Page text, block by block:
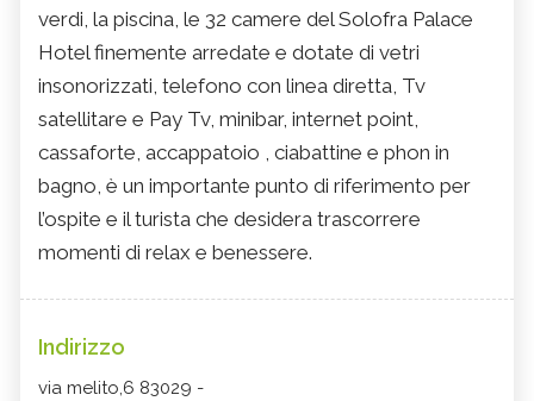
verdi, la piscina, le 32 camere del Solofra Palace
Hotel finemente arredate e dotate di vetri
insonorizzati, telefono con linea diretta, Tv
satellitare e Pay Tv, minibar, internet point,
cassaforte, accappatoio , ciabattine e phon in
bagno, è un importante punto di riferimento per
l’ospite e il turista che desidera trascorrere
momenti di relax e benessere.
Indirizzo
via melito,6 83029 -